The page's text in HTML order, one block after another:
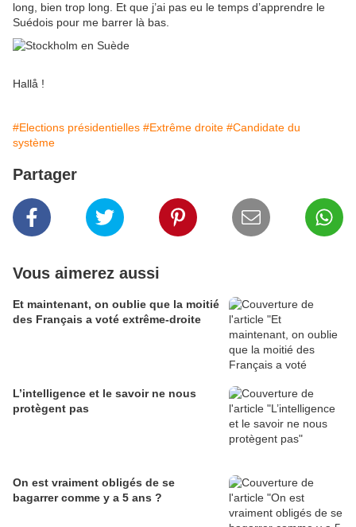
long, bien trop long. Et que j’ai pas eu le temps d’apprendre le
Suédois pour me barrer là bas.
Hallå !
#Elections présidentielles #Extrême droite #Candidate du
système
Partager
Vous aimerez aussi
Et maintenant, on oublie que la moitié
des Français a voté extrême-droite
L’intelligence et le savoir ne nous
protègent pas
On est vraiment obligés de se
bagarrer comme y a 5 ans ?